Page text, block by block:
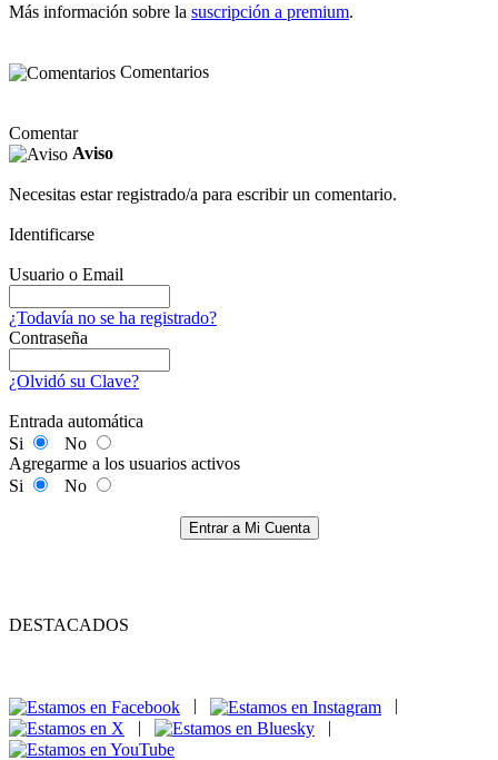
Más información sobre la suscripción a premium.
Comentarios
Comentar
Aviso
Necesitas estar registrado/a para escribir un comentario.
Identificarse
Usuario o Email
¿Todavía no se ha registrado?
Contraseña
¿Olvidó su Clave?
Entrada automática
Si
No
Agregarme a los usuarios activos
Si
No
Entrar a Mi Cuenta
DESTACADOS
|
|
|
|